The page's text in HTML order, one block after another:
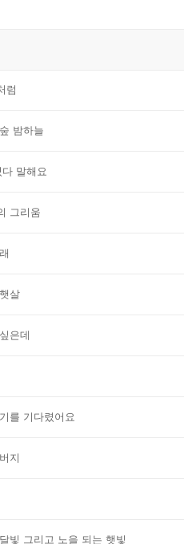
럼
밤하늘
말해요
그리움
살
은데
를 기다렸어요
지
빛 그리고 노을 되는 햇빛